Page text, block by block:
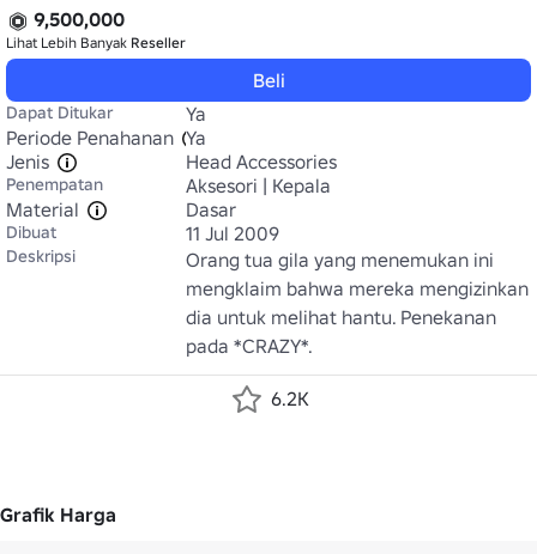
9,500,000
Lihat Lebih Banyak Reseller
Beli
Dapat Ditukar
Ya
Periode Penahanan Ya
Jenis
Head Accessories
Penempatan
Aksesori | Kepala
Material
Dasar
Dibuat 11 Jul 2009
Deskripsi
Orang tua gila yang menemukan ini
mengklaim bahwa mereka mengizinkan
dia untuk melihat hantu. Penekanan
pada *CRAZY*.
6.2K
Grafik Harga